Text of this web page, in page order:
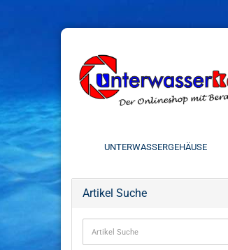
UNTERWASSERGEHÄUSE
Artikel Suche